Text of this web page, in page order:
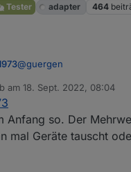
Tester adapter 464
@guergen
habe gestern die halbe
am 18. Sept. 2022, 08:04
editiert von
Anfang so. Der
mal Geräte tauscht